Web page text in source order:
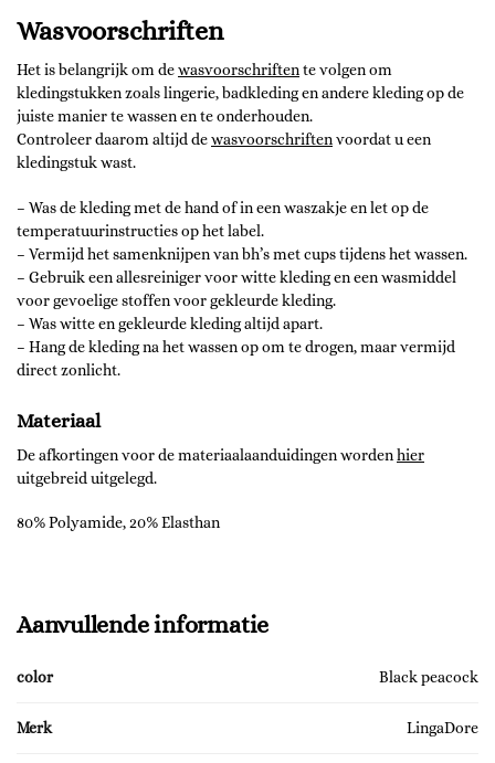
Wasvoorschriften
Het is belangrijk om dewasvoorschriftente volgen om
kledingstukken zoals lingerie, badkleding en andere kleding op de
juiste manier te wassen en te onderhouden.
Controleer daarom altijd dewasvoorschriftenvoordat u een
kledingstuk wast.
– Was de kleding met de hand of in een waszakje en let op de
temperatuurinstructies op het label.
– Vermijd het samenknijpen van bh’s met cups tijdens het wassen.
– Gebruik een allesreiniger voor witte kleding en een wasmiddel
voor gevoelige stoffen voor gekleurde kleding.
– Was witte en gekleurde kleding altijd apart.
– Hang de kleding na het wassen op om te drogen, maar vermijd
direct zonlicht.
Materiaal
De afkortingen voor de materiaalaanduidingen wordenhier
uitgebreid uitgelegd.
80% Polyamide, 20% Elasthan
Aanvullende informatie
color Black peacock
Merk LingaDore